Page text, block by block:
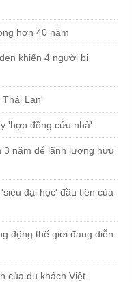
hơn 40 năm
khiến 4 người bị
Thái Lan'
'hợp đồng cứu nhà'
3 năm để lãnh lương hưu
đại học' đầu tiên của
động thế giới đang diễn
của du khách Việt